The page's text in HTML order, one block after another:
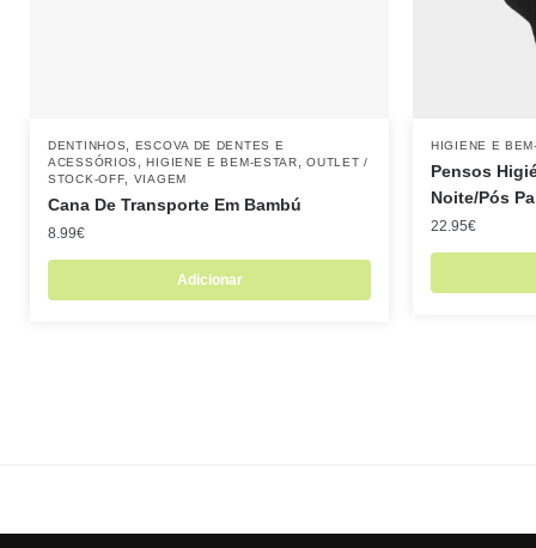
DENTINHOS
ESCOVA DE DENTES E
ACESSÓRIOS
,HIGIENE E BEM-ESTAR ,OUTLET /
STOCK-OFF
VIAGEM
Cana De Transporte Em Bambú
8.99€
Adicionar
HIGIENE E
Pensos
Noite/Pós
22.95€